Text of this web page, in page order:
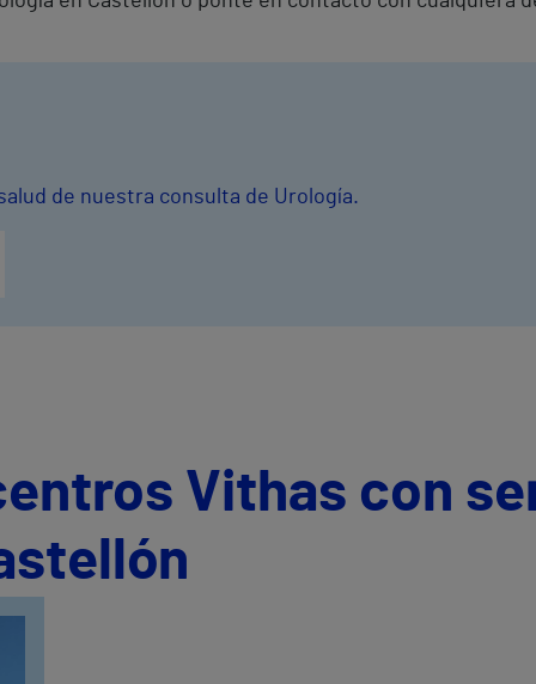
de nuestra consulta de Urología.
Vithas con